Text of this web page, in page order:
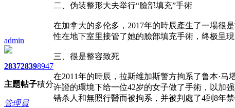
admin
2837
主題
2839
帖子
8947
積分
管理員
二、伪装整形大夫举行“臉部填充”手術
在加拿大的多伦多，2017年的時辰產生了一場很
性在地下室里接管了她的臉部填充手術，终极呈
三、很是整容致死
在2011年的時辰，拉斯维加斯警方拘系了鲁本·马
许證的環境下给一位42岁的女子做了手術，以加
错杀人和無照行醫而被拘系，并被判處了4到8年禁